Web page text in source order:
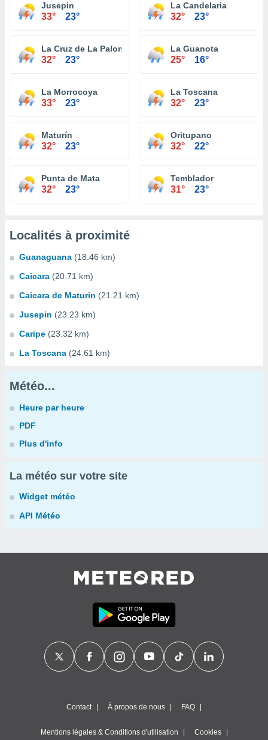
Jusepin
33° 23°
La Candelaria
32° 23°
La Cruz de La Paloma
32° 23°
La Guanota
25° 16°
La Morrocoya
33° 23°
La Toscana
32° 23°
Maturín
32° 23°
Oritupano
32° 22°
Punta de Mata
32° 23°
Temblador
31° 23°
Localités à proximité
Guanaguana (18.46 km)
Caicara (20.71 km)
Caicara de Maturin (21.21 km)
Jusepin (23.23 km)
Caripe (23.32 km)
La Toscana (24.61 km)
Météo...
Heure par heure
PDF
Plus d'info
La météo sur votre site
Widget météo
API Météo
Contact À propos de nous FAQ
Mentions légales & Conditions d'utilisation Cookies